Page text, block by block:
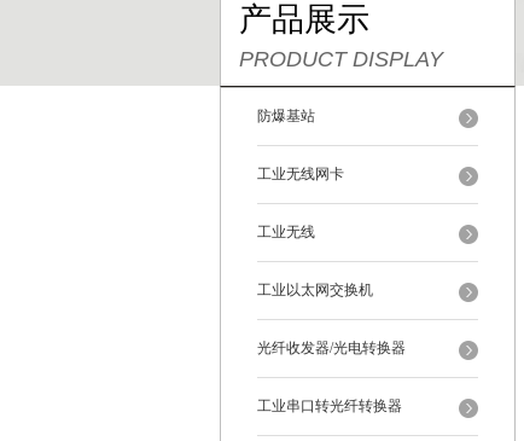
产品展示
PRODUCT DISPLAY
防爆基站
工业无线网卡
工业无线
工业以太网交换机
光纤收发器/光电转换器
工业串口转光纤转换器